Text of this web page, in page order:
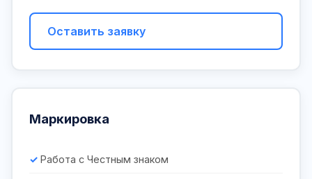
Оставить заявку
Маркировка
Работа с Честным знаком